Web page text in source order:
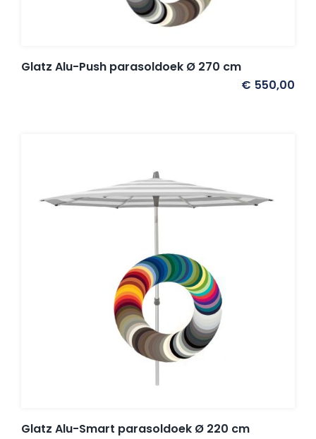
Glatz Alu-Push parasoldoek Ø 270 cm
€ 550,00
Glatz Alu-Smart parasoldoek Ø 220 cm